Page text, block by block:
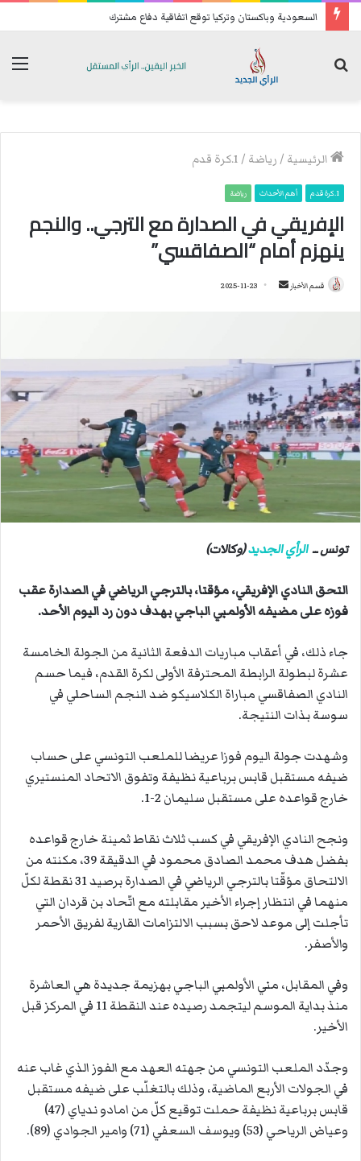
السعودية وباكستان وتركيا توقع اتفاقية دفاع مشترك
الرئيسية /رياضة /1.كرة قدم
1.كرة قدم أهم الأحداث رياضة
الإفريقي في الصدارة مع الترجي.. والنجم
ينهزم أمام “الصفاقسي”
قسم الأخبار
ب
ر
ي
د
إ
و
ي
ا
2025-11-23
تونس ــالرأي الجديد(وكالات)
التحق النادي الإفريقي، مؤقتا، بالترجي الرياضي في الصدارة عقب
فوزه على مضيفه الأولمبي الباجي بهدف دون رد اليوم الأحد.
جاء ذلك، في أعقاب مباريات الدفعة الثانية من الجولة الخامسة
عشرة لبطولة الرابطة المحترفة الأولى لكرة القدم، فيما حسم
النادي الصفاقسي مباراة الكلاسيكو ضد النجم الساحلي في
سوسة بذات النتيجة.
وشهدت جولة اليوم فوزا عريضا للملعب التونسي على حساب
ضيفه مستقبل قابس برباعية نظيفة وتفوق الاتحاد المنستيري
خارج قواعده على مستقبل سليمان 2-1.
ونجح النادي الإفريقي في كسب ثلاث نقاط ثمينة خارج قواعده
بفضل هدف محمد الصادق محمود في الدقيقة 39، مكنته من
الالتحاق مؤقّتا بالترجي الرياضي في الصدارة برصيد 31 نقطة لكلّ
منهما في انتظار إجراء الأخير مقابلته مع اتّحاد بن قردان التي
تأجلت إلى موعد لاحق بسبب الالتزامات القارية لفريق الأحمر
والأصفر.
وفي المقابل، مني الأولمبي الباجي بهزيمة جديدة هي العاشرة
منذ بداية الموسم ليتجمد رصيده عند النقطة 11 في المركز قبل
الأخير.
وجدّد الملعب التونسي من جهته العهد مع الفوز الذي غاب عنه
في الجولات الأربع الماضية، وذلك بالتغلّب على ضيفه مستقبل
قابس برباعية نظيفة حملت توقيع كلّ من امادو ندياي (47)
وعياض الرياحي (53) ويوسف السعفي (71) وامير الجوادي (89).